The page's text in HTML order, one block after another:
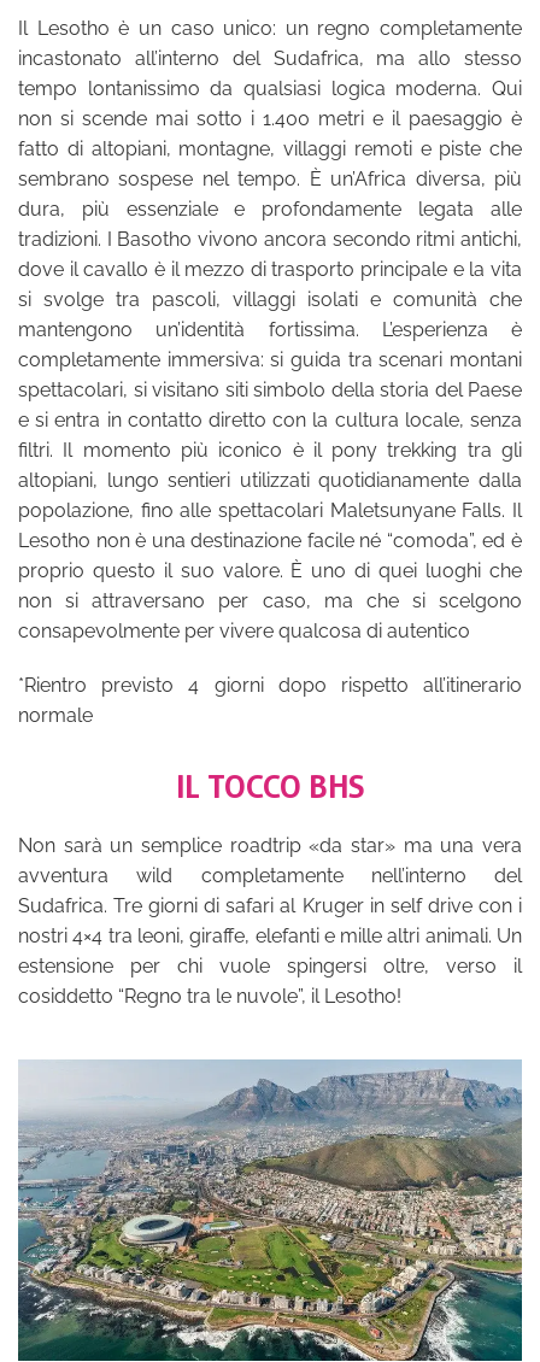
Il Lesotho è un caso unico: un regno completamente
incastonato all’interno del Sudafrica, ma allo stesso
tempo lontanissimo da qualsiasi logica moderna. Qui
non si scende mai sotto i 1.400 metri e il paesaggio è
fatto di altopiani, montagne, villaggi remoti e piste che
sembrano sospese nel tempo. È un’Africa diversa, più
dura, più essenziale e profondamente legata alle
tradizioni. I Basotho vivono ancora secondo ritmi antichi,
dove il cavallo è il mezzo di trasporto principale e la vita
si svolge tra pascoli, villaggi isolati e comunità che
mantengono un’identità fortissima. L’esperienza è
completamente immersiva: si guida tra scenari montani
spettacolari, si visitano siti simbolo della storia del Paese
e si entra in contatto diretto con la cultura locale, senza
filtri. Il momento più iconico è il pony trekking tra gli
altopiani, lungo sentieri utilizzati quotidianamente dalla
popolazione, fino alle spettacolari Maletsunyane Falls. Il
Lesotho non è una destinazione facile né “comoda”, ed è
proprio questo il suo valore. È uno di quei luoghi che
non si attraversano per caso, ma che si scelgono
consapevolmente per vivere qualcosa di autentico
*Rientro previsto 4 giorni dopo rispetto all’itinerario
normale
IL TOCCO BHS
Non sarà un semplice roadtrip «da star» ma una vera
avventura wild completamente nell’interno del
Sudafrica. Tre giorni di safari al Kruger in self drive con i
nostri 4×4 tra leoni, giraffe, elefanti e mille altri animali. Un
estensione per chi vuole spingersi oltre, verso il
cosiddetto “Regno tra le nuvole”, il Lesotho!